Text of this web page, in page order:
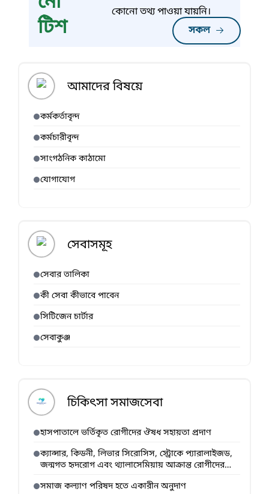
টিশ
সকল
কোনো তথ্য পাওয়া যায়নি।
আমাদের বিষয়ে
কর্মকর্তাবৃন্দ
কর্মচারীবৃন্দ
সাংগঠনিক কাঠামো
যোগাযোগ
সেবাসমূহ
সেবার তালিকা
কী সেবা কীভাবে পাবেন
সিটিজেন চার্টার
সেবাকুঞ্জ
চিকিৎসা সমাজসেবা
হাসপাতালে ভর্তিকৃত রোগীদের ঔষধ সহায়তা প্রদাণ
ক্যান্সার, কিডনী, লিভার সিরোসিস, স্ট্রোকে প্যারালাইজড,
জন্মগত হৃদরোগ এবং থ্যালাসেমিয়ায় আক্রান্ত রোগীদের
সমাজ কল্যাণ পরিষদ হতে একারীন অনুদাণ